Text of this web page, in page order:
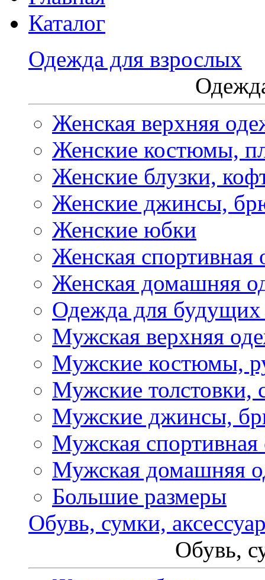
Каталог
Одежда для взрослых
Женская верхняя
Женские костюмы,
Женские блузки,
Женские джинсы,
Женские юбки
Женская спортивная
Женская домашняя
Одежда для
Мужская верхняя
Мужские костюмы,
Мужские толстовки,
Мужские джинсы,
Мужская спортивная
Мужская домашняя
Большие размеры
Обувь, сумки,
Обувь,